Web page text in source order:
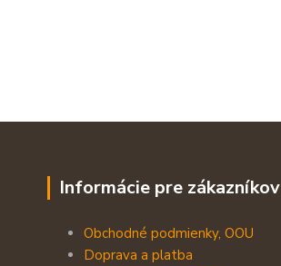
Informácie pre zákazníkov
Obchodné podmienky, OOU
Doprava a platba